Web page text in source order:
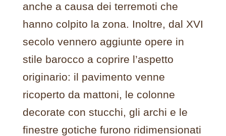
anche a causa dei terremoti che
hanno colpito la zona. Inoltre, dal XVI
secolo vennero aggiunte opere in
stile barocco a coprire l’aspetto
originario: il pavimento venne
ricoperto da mattoni, le colonne
decorate con stucchi, gli archi e le
finestre gotiche furono ridimensionati